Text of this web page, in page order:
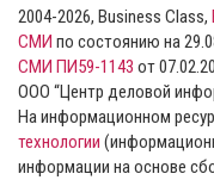
2004-2026, Business Class,
СМИ по состоянию на
СМИ ПИ59-1143 от
ООО “Центр деловой
На информационном
технологии
информации на основе